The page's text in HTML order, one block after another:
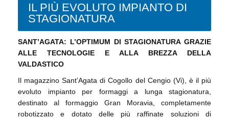
IL PIÙ EVOLUTO IMPIANTO DI
STAGIONATURA
SANT’AGATA: L’OPTIMUM DI STAGIONATURA GRAZIE
ALLE TECNOLOGIE E ALLA BREZZA DELLA
VALDASTICO
Il magazzino Sant’Agata di Cogollo del Cengio (Vi), è il più
evoluto impianto per formaggi a lunga stagionatura,
destinato al formaggio Gran Moravia, completamente
robotizzato e dotato delle più raffinate soluzioni di